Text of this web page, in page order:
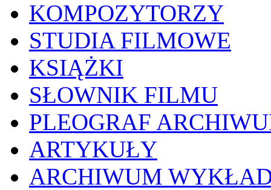
KOMPOZYTORZY
STUDIA FILMOWE
KSIĄŻKI
SŁOWNIK FILMU
PLEOGRAF
ARTYKUŁY
ARCHIWUM